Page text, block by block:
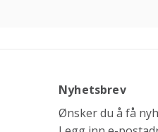
Nyhetsbrev
Ønsker du å få